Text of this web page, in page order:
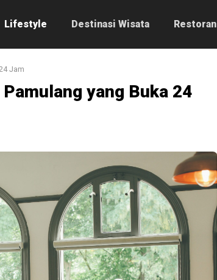
Lifestyle Destinasi Wisata Restoran
Jam
yang Buka 24